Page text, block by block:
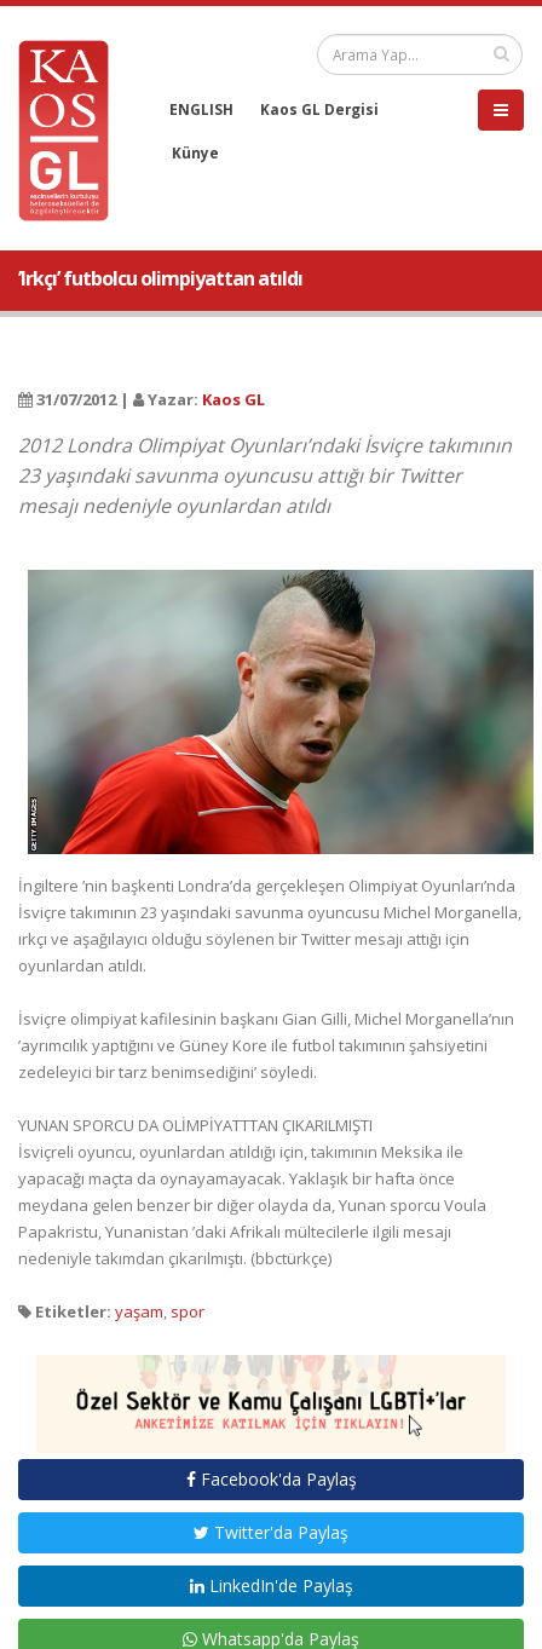
ENGLISH Kaos GL Dergisi
Künye
’Irkçı’ futbolcu olimpiyattan atıldı
31/07/2012 | Yazar: Kaos GL
2012 Londra Olimpiyat Oyunları’ndaki İsviçre takımının
23 yaşındaki savunma oyuncusu attığı bir Twitter
mesajı nedeniyle oyunlardan atıldı
İngiltere ’nin başkenti Londra’da gerçekleşen Olimpiyat Oyunları’nda
İsviçre takımının 23 yaşındaki savunma oyuncusu Michel Morganella,
ırkçı ve aşağılayıcı olduğu söylenen bir Twitter mesajı attığı için
oyunlardan atıldı.
İsviçre olimpiyat kafilesinin başkanı Gian Gilli, Michel Morganella’nın
’ayrımcılık yaptığını ve Güney Kore ile futbol takımının şahsiyetini
zedeleyici bir tarz benimsediğini’ söyledi.
YUNAN SPORCU DA OLİMPİYATTTAN ÇIKARILMIŞTI
İsviçreli oyuncu, oyunlardan atıldığı için, takımının Meksika ile
yapacağı maçta da oynayamayacak. Yaklaşık bir hafta önce
meydana gelen benzer bir diğer olayda da, Yunan sporcu Voula
Papakristu, Yunanistan ’daki Afrikalı mültecilerle ilgili mesajı
nedeniyle takımdan çıkarılmıştı. (bbctürkçe)
Etiketler: yaşam, spor
Facebook'da Paylaş
Twitter'da Paylaş
LinkedIn'de Paylaş
Whatsapp'da Paylaş